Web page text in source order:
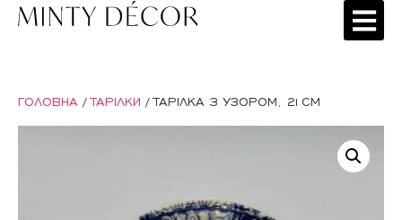
ГОЛОВНА /ТАРІЛКИ / ТАРІЛКА З УЗОРОМ, 21СМ